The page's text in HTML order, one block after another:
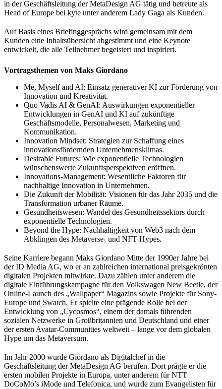
in der Geschäftsleitung der MetaDesign AG tätig und betreute als
Head of Europe bei kyte unter anderem Lady Gaga als Kunden.
Auf Basis eines Briefinggesprächs wird gemeinsam mit dem
Kunden eine Inhaltsübersicht abgestimmt und eine Keynote
entwickelt, die alle Teilnehmer begeistert und inspiriert.
Vortragsthemen von Maks Giordano
Me, Myself and AI: Einsatz generativer KI zur Förderung von
Innovation und Kreativität.
Quo Vadis AI & GenAI: Auswirkungen exponentieller
Entwicklungen in GenAI und KI auf zukünftige
Geschäftsmodelle, Personalwesen, Marketing und
Kommunikation.
Innovation Mindset: Strategien zur Schaffung eines
innovationsfördernden Unternehmensklimas.
Desirable Futures: Wie exponentielle Technologien
wünschenswerte Zukunftsperspektiven eröffnen.
Innovations-Management: Wesentliche Faktoren für
nachhaltige Innovation in Unternehmen.
Die Zukunft der Mobilität: Visionen für das Jahr 2035 und die
Transformation urbaner Räume.
Gesundheitswesen: Wandel des Gesundheitssektors durch
exponentielle Technologien.
Beyond the Hype: Nachhaltigkeit von Web3 nach dem
Abklingen des Metaverse- und NFT-Hypes.
Seine Karriere begann Maks Giordano Mitte der 1990er Jahre bei
der ID Media AG, wo er an zahlreichen international preisgekrönten
digitalen Projekten mitwirkte. Dazu zählen unter anderem die
digitale Einführungskampagne für den Volkswagen New Beetle, der
Online-Launch des „Wallpaper“ Magazins sowie Projekte für Sony-
Europe und Swatch. Er spielte eine prägende Rolle bei der
Entwicklung von „Cycosmos“, einem der damals führenden
sozialen Netzwerke in Großbritannien und Deutschland und einer
der ersten Avatar-Communities weltweit – lange vor dem globalen
Hype um das Metaversum.
Im Jahr 2000 wurde Giordano als Digitalchef in die
Geschäftsleitung der MetaDesign AG berufen. Dort prägte er die
ersten mobilen Projekte in Europa, unter anderem für NTT
DoCoMo’s iMode und Telefonica, und wurde zum Evangelisten für